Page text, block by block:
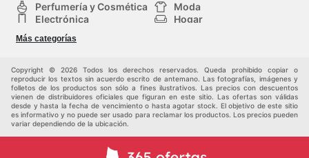
Perfumería y Cosmética
Moda
Electrónica
Hogar
Deporte
Juguetes y bebés
Más categorías
Copyright © 2026 Todos los derechos reservados. Queda prohibido copiar o
reproducir los textos sin acuerdo escrito de antemano. Las fotografías, imágenes y
folletos de los productos son sólo a fines ilustrativos. Las precios con descuentos
vienen de distribuidores oficiales que figuran en este sitio. Las ofertas son válidas
desde y hasta la fecha de vencimiento o hasta agotar stock. El objetivo de este sitio
es informativo y no puede ser usado para reclamar los productos. Los precios pueden
variar dependiendo de la ubicación.